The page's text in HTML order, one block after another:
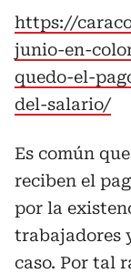
https://
junio-en-
quedo-el-
del-salario/
Es común
reciben el
por la
trabajadores
caso. Por tal